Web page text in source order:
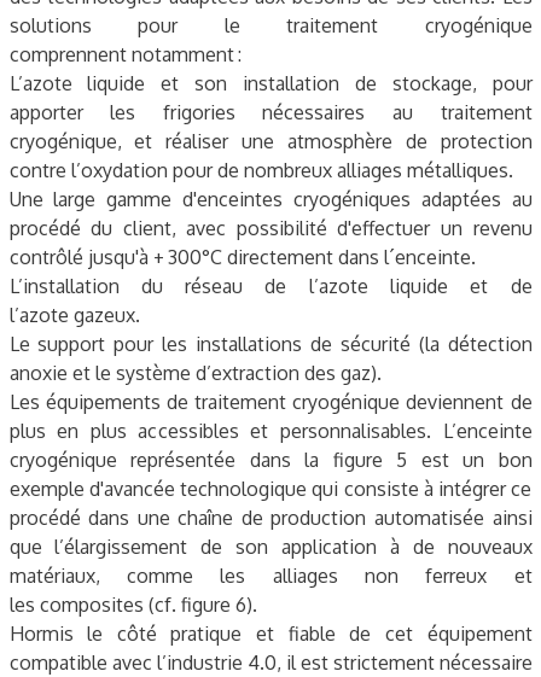
solutions pour le traitement cryogénique
comprennent notamment :
L’azote liquide et son installation de stockage, pour
apporter les frigories nécessaires au traitement
cryogénique, et réaliser une atmosphère de protection
contre l’oxydation pour de nombreux alliages métalliques.
Une large gamme d'enceintes cryogéniques adaptées au
procédé du client, avec possibilité d'effectuer un revenu
contrôlé jusqu'à + 300°C directement dans l´enceinte.
L’installation du réseau de l’azote liquide et de
l’azote gazeux.
Le support pour les installations de sécurité (la détection
anoxie et le système d’extraction des gaz).
Les équipements de traitement cryogénique deviennent de
plus en plus accessibles et personnalisables. L’enceinte
cryogénique représentée dans la ­figure 5 est un bon
exemple d'avancée technologique qui consiste à intégrer ce
procédé dans une chaîne de production automatisée ainsi
que l’élargissement de son application à de nouveaux
matériaux, comme les alliages non ferreux et
les composites (cf. figure 6).
Hormis le côté pratique et fiable de cet équipement
compatible avec l’industrie 4.0, il est strictement nécessaire